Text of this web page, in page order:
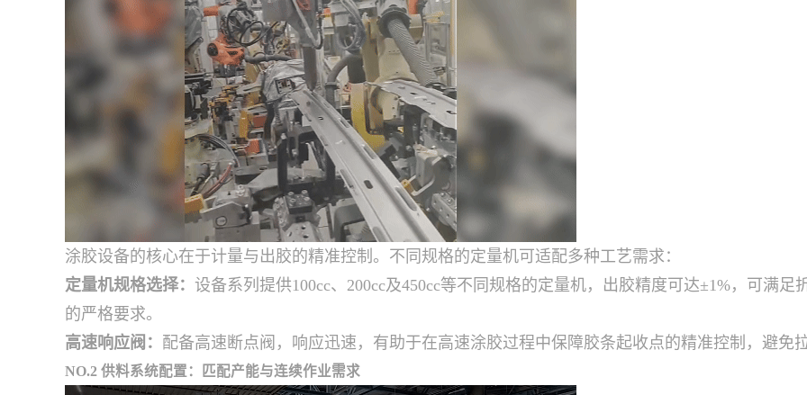
涂胶设备的核心在于计量与出胶的精准控制。不同规格的定量机可适配多种工艺需求：
定量机规格选择： 设备系列提供100cc、200cc及450cc等不同规格的定量机，出胶精度可达±1%，可满
的严格要求。
高速响应阀： 配备高速断点阀，响应迅速，有助于在高速涂胶过程中保障胶条起收点的精准控制，避免
NO.2 供料系统配置：匹配产能与连续作业需求